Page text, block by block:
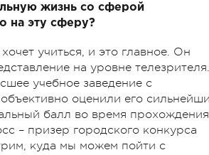
жизнь со сферой
на эту сферу?
учиться, и это главное. Он
на уровне телезрителя.
учебное заведение с
оценили его
балл во время прохождения
– призер городского конкурса
куда мы можем пойти с